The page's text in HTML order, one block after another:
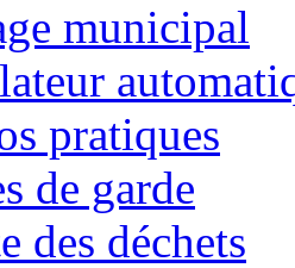
municipal
pratiques
de garde
des déchets